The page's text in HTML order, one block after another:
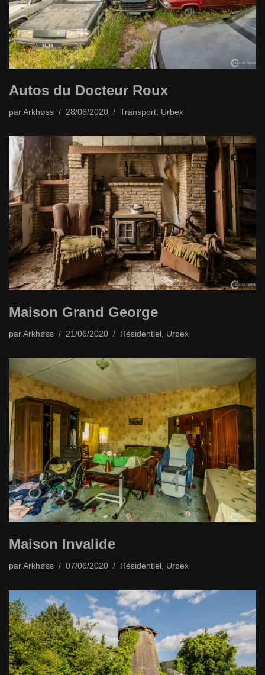
Autos du Docteur Roux
par Arkhøss 28/06/2020 Transport, Urbex
Maison Grand George
par Arkhøss 21/06/2020 Résidentiel , Urbex
Maison Invalide
par Arkhøss 07/06/2020 Résidentiel , Urbex